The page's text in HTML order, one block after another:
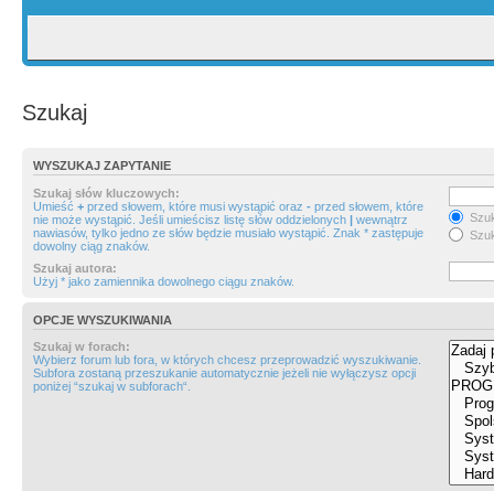
Szukaj
WYSZUKAJ ZAPYTANIE
Szukaj słów kluczowych:
Umieść + przed słowem, które musi wystąpić oraz - przed słowem, które
nie może wystąpić. Jeśli umieścisz listę słów oddzielonych | wewnątrz
nawiasów, tylko jedno ze słów będzie musiało wystąpić. Znak * zastępuje
dowolny ciąg znaków.
Szukaj autora:
Użyj * jako zamiennika dowolnego ciągu znaków.
OPCJE WYSZUKIWANIA
Szukaj w forach:
Wybierz forum lub fora, w których chcesz przeprowadzić wyszukiwanie.
Subfora zostaną przeszukanie automatycznie jeżeli nie wyłączysz opcji
poniżej “szukaj w subforach“.